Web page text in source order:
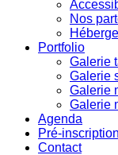
Nos
Portfolio
Galerie
Galerie
Galerie
Galerie
Agenda
Pré-
Contact